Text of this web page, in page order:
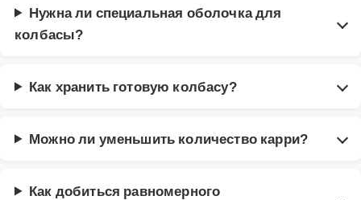
Нужна ли специальная оболочка для
колбасы?
Как хранить готовую колбасу?
Можно ли уменьшить количество карри?
Как добиться равномерного